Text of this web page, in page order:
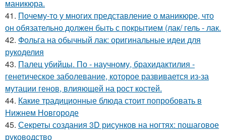
маникюра.
41. Почему-то у многих представление о маникюре, что
он обязательно должен быть с покрытием (лак/ гель - лак.
42. Фольга на обычный лак: оригинальные идеи для
рукоделия
43. Палец убийцы. По - научному, брахидактилия -
генетическое заболевание, которое развивается из-за
мутации генов, влияющей на рост костей.
44. Какие традиционные блюда стоит попробовать в
Нижнем Новгороде
45. Секреты создания 3D рисунков на ногтях: пошаговое
руководство